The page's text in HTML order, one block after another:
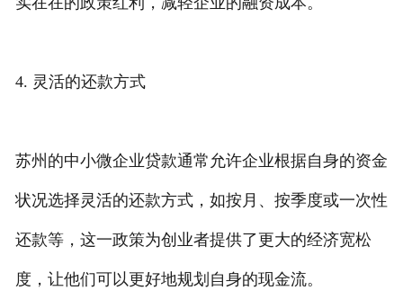
4. 灵活的还款方式
苏州的中小微企业贷款通常允许企业根据自身的资金
状况选择灵活的还款方式，如按月、按季度或一次性
还款等，这一政策为创业者提供了更大的经济宽松
度，让他们可以更好地规划自身的现金流。